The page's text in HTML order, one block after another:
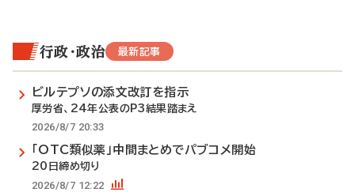
行政・政治 最新記事
ビルテプソの添文改訂を指示
厚労省、24年公表のP3結果踏まえ
2026/8/7 20:33
「OTC類似薬」中間まとめでパブコメ開始
20日締め切り
2026/8/7 12:22